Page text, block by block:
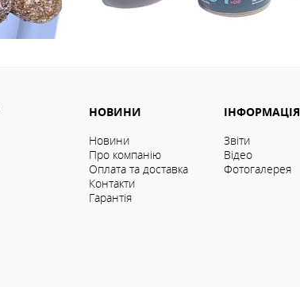
НОВИНИ
Новини
Про компанію
Оплата та доставка
Контакти
Гарантія
ІНФОРМАЦІЯ
Звіти
Відео
Фотогалерея